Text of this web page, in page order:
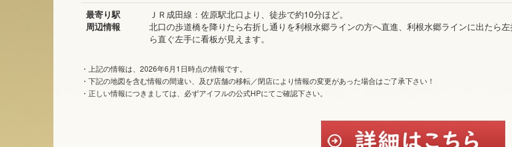
最寄り駅
周辺情報
ＪＲ成田線：佐原駅北口より、徒歩で約10分ほど。
北口の歩道橋を降りたら右折し通りを利根水郷ラインの方へ直進、利根水郷ラインに出たら
ら直ぐ左手に看板が見えます。
・上記の情報は、2026年6月1日時点の情報です。
・下記の地図を含む情報の間違い、及び店舗の移転／閉店により情報の変更があった場合はご了承下さい！
・正しい情報につきましては、必ずアイフルの公式HPにてご確認下さい。